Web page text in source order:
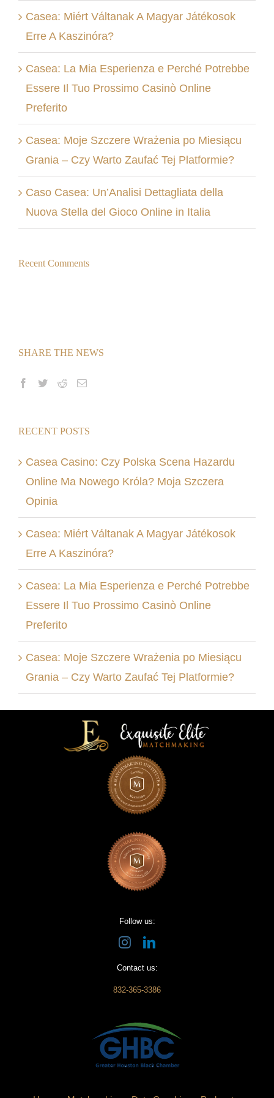
Casea: Miért Váltanak A Magyar Játékosok
Erre A Kaszinóra?
Casea: La Mia Esperienza e Perché Potrebbe
Essere Il Tuo Prossimo Casinò Online
Preferito
Casea: Moje Szczere Wrażenia po Miesiącu
Grania – Czy Warto Zaufać Tej Platformie?
Caso Casea: Un’Analisi Dettagliata della
Nuova Stella del Gioco Online in Italia
Recent Comments
SHARE THE NEWS
RECENT POSTS
Casea Casino: Czy Polska Scena Hazardu
Online Ma Nowego Króla? Moja Szczera
Opinia
Casea: Miért Váltanak A Magyar Játékosok
Erre A Kaszinóra?
Casea: La Mia Esperienza e Perché Potrebbe
Essere Il Tuo Prossimo Casinò Online
Preferito
Casea: Moje Szczere Wrażenia po Miesiącu
Grania – Czy Warto Zaufać Tej Platformie?
Follow us:
Contact us:
832-365-3386